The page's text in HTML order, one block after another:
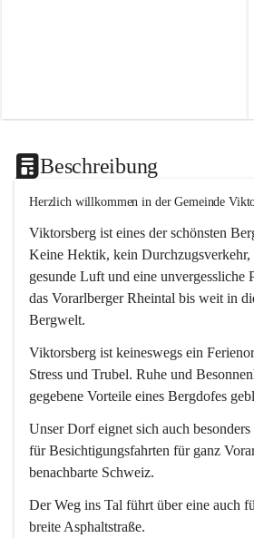
Beschreibung
Herzlich willkommen in der Gemeinde
Viktorsberg ist eines der schönsten
Keine Hektik, kein Durchzugsverkehr,
gesunde Luft und eine unvergessliche
das Vorarlberger Rheintal bis weit in
Bergwelt.
Viktorsberg ist keineswegs ein
Stress und Trubel. Ruhe und
gegebene Vorteile eines Bergdofes
Unser Dorf eignet sich auch
für Besichtigungsfahrten für ganz
benachbarte Schweiz.
Der Weg ins Tal führt über eine auch
breite Asphaltstraße.